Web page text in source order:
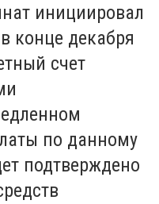
инициировал
конце декабря
счет
по данному
подтверждено